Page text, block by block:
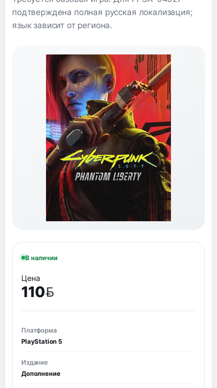
подтверждена полная русская локализация;
язык зависит от региона.
В наличии
Цена
110
BYN
Платформа
PlayStation 5
Издание
Дополнение